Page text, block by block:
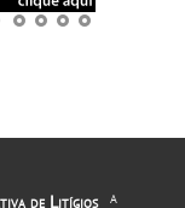
de Litígios A